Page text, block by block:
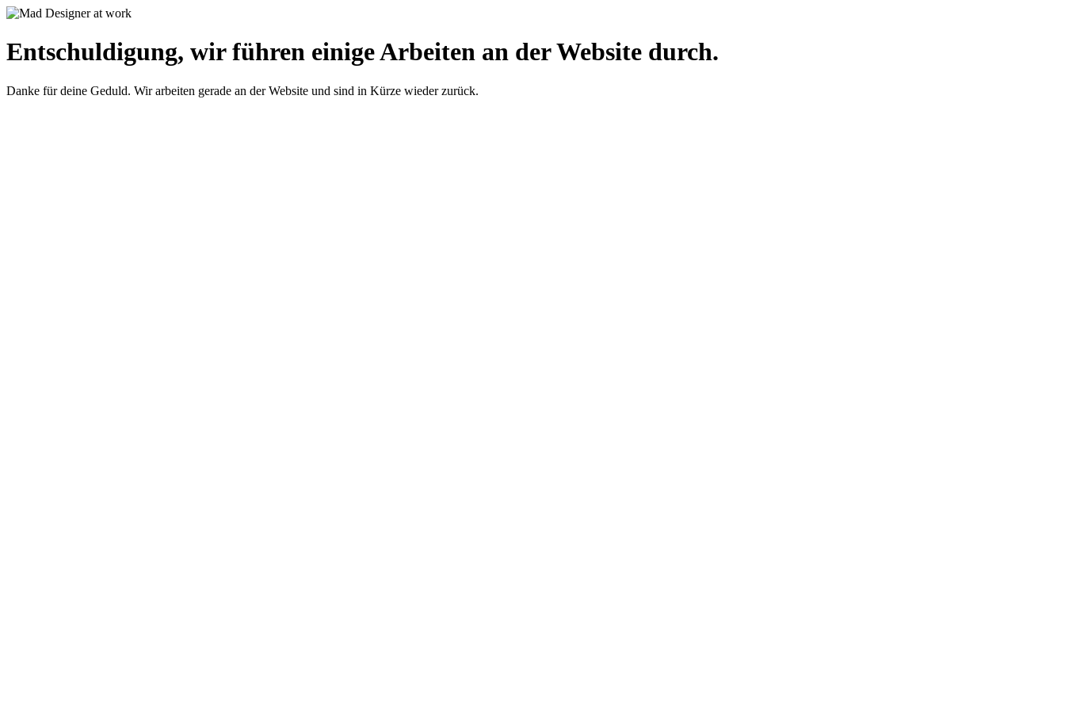
Entschuldigung, wir führen einige Arbeiten an der Website durch.
Danke für deine Geduld. Wir arbeiten gerade an der Website und sind in Kürze wieder zurück.